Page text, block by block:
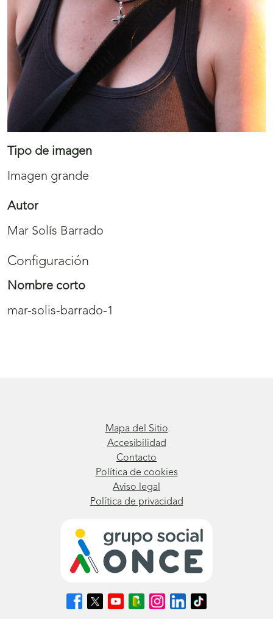
Tipo de imagen
Imagen grande
Autor
Mar Solís Barrado
Configuración
Nombre corto
mar-solis-barrado-1
Mapa del Sitio
Accesibilidad
Contacto
Política de cookies
Aviso legal
Política de privacidad
Síguenos
en
Síguenos
en
Síguenos
en
Síguenos
en
Síguenos
en
Síguenos
en
Síguenos
en